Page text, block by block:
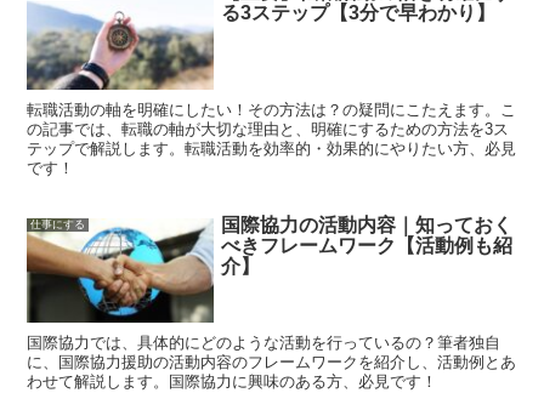
る3ステップ【3分で早わかり】
転職活動の軸を明確にしたい！その方法は？の疑問にこたえます。こ
の記事では、転職の軸が大切な理由と、明確にするための方法を3ス
テップで解説します。転職活動を効率的・効果的にやりたい方、必見
です！
仕事にする
国際協力の活動内容｜知っておく
べきフレームワーク【活動例も紹
介】
国際協力では、具体的にどのような活動を行っているの？筆者独自
に、国際協力援助の活動内容のフレームワークを紹介し、活動例とあ
わせて解説します。国際協力に興味のある方、必見です！